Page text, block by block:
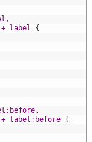
label {
label:before {